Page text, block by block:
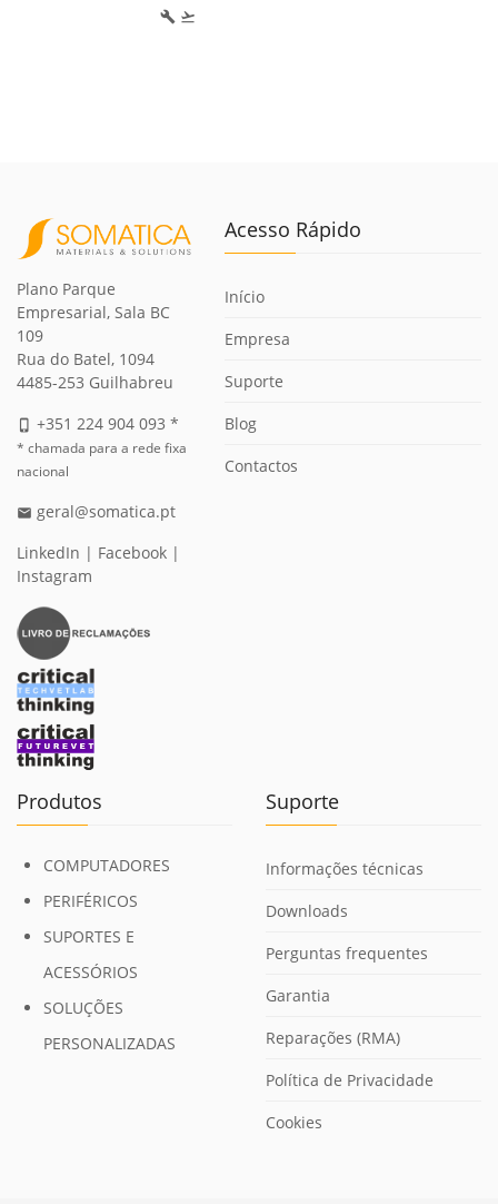
build flight_takeoff
Plano Parque
Empresarial, Sala BC
109
Rua do Batel, 1094
4485-253 Guilhabreu
phone_iphone +351 224 904 093 *
* chamada para a rede fixa
nacional
email geral@somatica.pt
LinkedIn | Facebook |
Instagram
Acesso Rápido
Início
Empresa
Suporte
Blog
Contactos
Produtos
COMPUTADORES
PERIFÉRICOS
SUPORTES E
ACESSÓRIOS
SOLUÇÕES
PERSONALIZADAS
Suporte
Informações técnicas
Downloads
Perguntas frequentes
Garantia
Reparações (RMA)
Política de Privacidade
Cookies